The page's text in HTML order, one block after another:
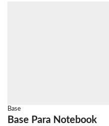
Base
Base Para Notebook